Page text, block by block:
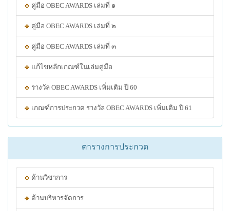
คู่มือ OBEC AWARDS เล่มที่ ๑
คู่มือ OBEC AWARDS เล่มที่ ๒
คู่มือ OBEC AWARDS เล่มที่ ๓
แก้ไขหลักเกณฑ์ในเล่มคู่มือ
รางวัล OBEC AWARDS เพิ่มเติม ปี 60
เกณฑ์การประกวด รางวัล OBEC AWARDS เพิ่มเติม ปี 61
ตารางการประกวด
ด้านวิชาการ
ด้านบริหารจัดการ